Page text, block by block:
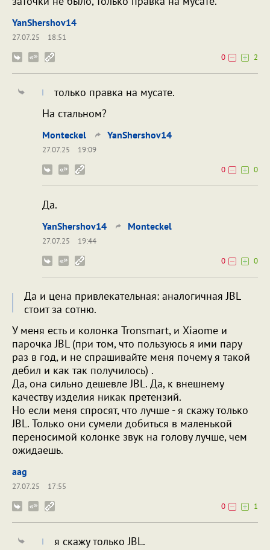
YanShershov14
27.07.25
18:51
0
2
только правка на мусате.
На стальном?
Monteckel YanShershov14
27.07.25
19:09
0
0
Да.
YanShershov14 Monteckel
27.07.25
19:44
0
0
Да и цена привлекательная: аналогичная JBL
стоит за сотню.
У меня есть и колонка Tronsmart, и Xiaome и
парочка JBL (при том, что пользуюсь я ими пару
раз в год, и не спрашивайте меня почему я такой
дебил и как так получилось) .
Да, она сильно дешевле JBL. Да, к внешнему
качеству изделия никак претензий.
Но если меня спросят, что лучше - я скажу только
JBL. Только они сумели добиться в маленькой
переносимой колонке звук на голову лучше, чем
ожидаешь.
aag
27.07.25
17:55
0
1
я скажу только JBL.